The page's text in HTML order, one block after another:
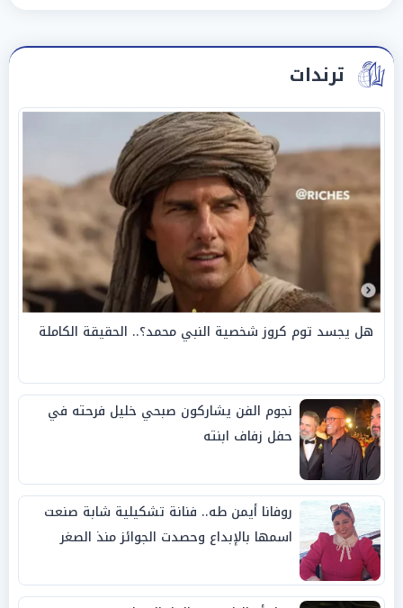
ترندات
هل يجسد توم كروز شخصية النبي محمد؟.. الحقيقة الكاملة
نجوم الفن يشاركون صبحي خليل فرحته في
حفل زفاف ابنته
روفانا أيمن طه.. فنانة تشكيلية شابة صنعت
اسمها بالإبداع وحصدت الجوائز منذ الصغر